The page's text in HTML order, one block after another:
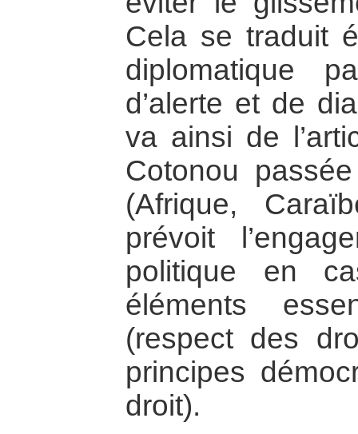
Cela se traduit
diplomatique
d’alerte et de
va ainsi de
Cotonou
(Afrique,
prévoit
politique en
éléments
(respect des
principes
droit).